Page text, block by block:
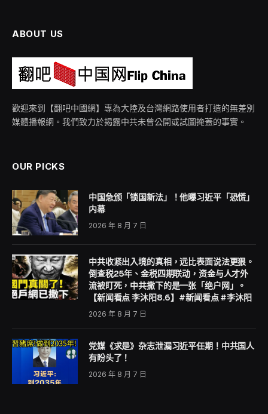
ABOUT US
歡迎來到【翻吧中國網】專為大陸及台灣網路使用者打造的無差別
媒體播報網。我們致力於揭露中共未曾公開或試圖掩蓋的事實。
OUR PICKS
中国急颁「锁国新法」！他曝习近平「恐慌」
内幕
2026 年 8 月 7 日
中共收紧出入境的真相，远比表面说法更狠。
倒查税25年、金税四期联动，资金与人才外
流被盯死，中共撒下的是一张「绝户网」。
【新闻看点 李沐阳8.6】#新闻看点 #李沐阳
2026 年 8 月 7 日
党媒《求是》杂志泄漏习近平任期！中共国人
有盼头了！
2026 年 8 月 7 日